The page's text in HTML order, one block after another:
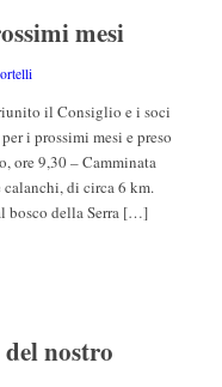
mesi
il Consiglio e i soci
i prossimi mesi e preso
ore 9,30 – Camminata
di circa 6 km.
bosco della Serra […]
del nostro